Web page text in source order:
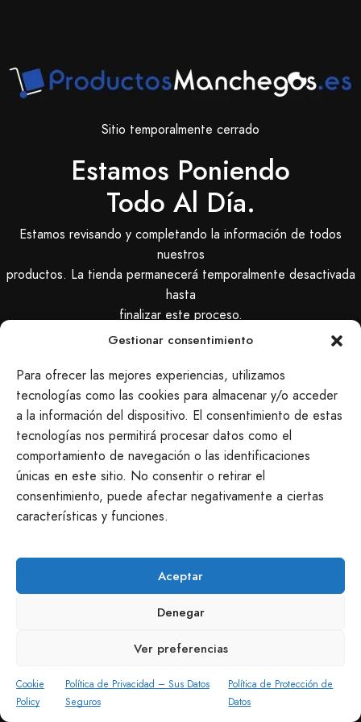
Gestionar consentimiento
Para ofrecer las mejores experiencias, utilizamos
tecnologías como las cookies para almacenar y/o acceder
a la información del dispositivo. El consentimiento de estas
tecnologías nos permitirá procesar datos como el
comportamiento de navegación o las identificaciones
únicas en este sitio. No consentir o retirar el
consentimiento, puede afectar negativamente a ciertas
características y funciones.
Aceptar
Denegar
Ver preferencias
Cookie
Policy
Política de Privacidad – Sus Datos
Seguros
Política de Protección de
Datos
Sitio temporalmente cerrado
Estamos Poniendo
Todo Al Día.
Estamos revisando y completando la información de todos
nuestros
productos. La tienda permanecerá temporalmente desactivada
hasta
finalizar este proceso.
Seguimos a tu disposición
info@productosmanchegos.es
645 968 551
Casasimarro · Cuenca